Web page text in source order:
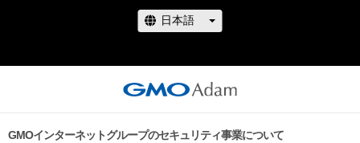
GMOインターネットグループのセキュリティ事業について